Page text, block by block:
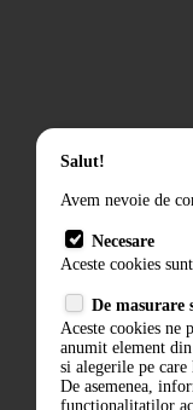
Salut!
Avem nevoie de
Necesare
Aceste cookies
De masurare
Aceste cookies ne
anumit element
si alegerile pe
De asemenea,
functionalitatilor